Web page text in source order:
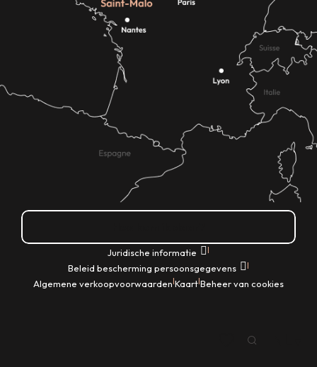
Juridische informatie |
Beleid bescherming persoonsgegevens |
Algemene verkoopvoorwaarden|Kaart|Beheer van cookies